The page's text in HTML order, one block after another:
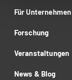
Für Unternehmen
Forschung
Veranstaltungen
News & Blog